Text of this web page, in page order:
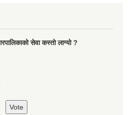
सेवा कस्तो लाग्यो ?